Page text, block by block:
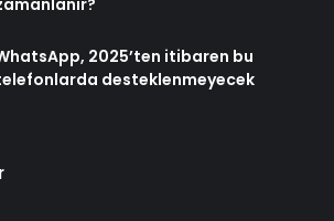
2025’ten itibaren bu
desteklenmeyecek